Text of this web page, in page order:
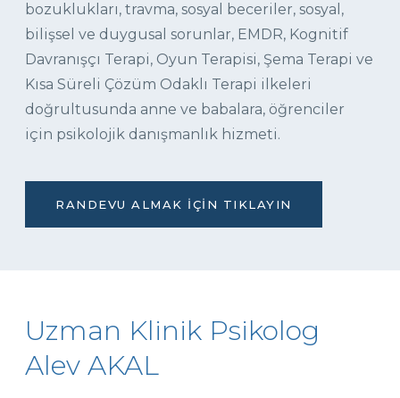
bozuklukları, travma, sosyal beceriler, sosyal,
bilişsel ve duygusal sorunlar, EMDR, Kognitif
Davranışçı Terapi, Oyun Terapisi, Şema Terapi ve
Kısa Süreli Çözüm Odaklı Terapi ilkeleri
doğrultusunda anne ve babalara, öğrenciler
için psikolojik danışmanlık hizmeti.
RANDEVU ALMAK İÇIN TIKLAYIN
Uzman Klinik Psikolog
Alev AKAL